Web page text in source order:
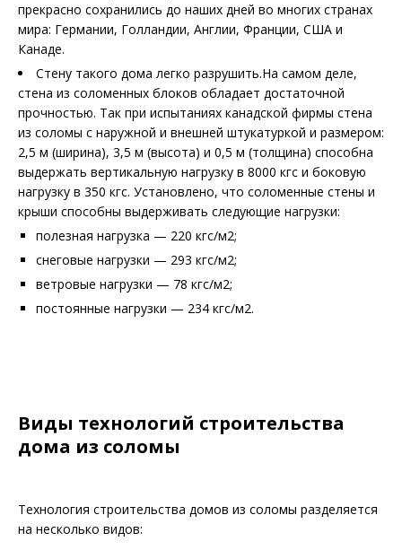
прекрасно сохранились до наших дней во многих странах
мира: Германии, Голландии, Англии, Франции, США и
Канаде.
Стену такого дома легко разрушить.На самом деле,
стена из соломенных блоков обладает достаточной
прочностью. Так при испытаниях канадской фирмы стена
из соломы с наружной и внешней штукатуркой и размером:
2,5 м (ширина), 3,5 м (высота) и 0,5 м (толщина) способна
выдержать вертикальную нагрузку в 8000 кгс и боковую
нагрузку в 350 кгс. Установлено, что соломенные стены и
крыши способны выдерживать следующие нагрузки:
полезная нагрузка — 220 кгс/м2;
снеговые нагрузки — 293 кгс/м2;
ветровые нагрузки — 78 кгс/м2;
постоянные нагрузки — 234 кгс/м2.
Виды технологий строительства
дома из соломы
Технология строительства домов из соломы разделяется
на несколько видов: